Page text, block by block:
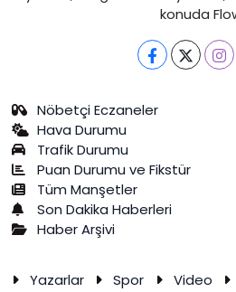
konuda
Nöbetçi Eczaneler
Hava Durumu
Trafik Durumu
Puan Durumu ve Fikstür
Tüm Manşetler
Son Dakika Haberleri
Haber Arşivi
Yazarlar Spor Video